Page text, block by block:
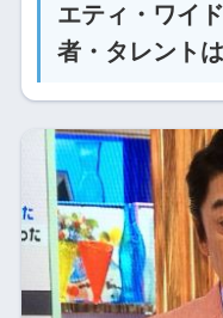
エティ・ワイ
者・タレントは